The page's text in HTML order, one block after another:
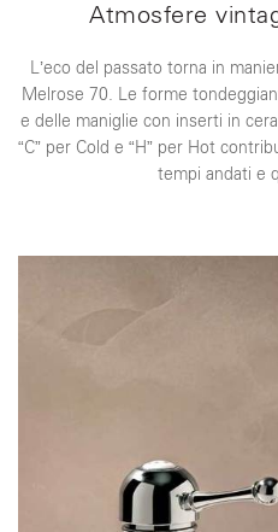
Atmosfere
L’eco del passato torna in
Melrose 70. Le forme
e delle maniglie con inserti in
“C” per Cold e “H” per Hot
tempi andati e